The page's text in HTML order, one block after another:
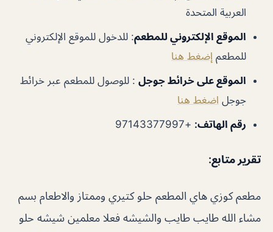
العربية المتحدة
الموقع الإلكتروني للمطعم: للدخول للموقع الإلكتروني
للمطعم إضغط هنا
الموقع على خرائط جوجل : للوصول للمطعم عبر خرائط
جوجل اضغط هنا
رقم الهاتف: +97143377997
تقرير متابع:
مطعم كوزي هاي المطعم حلو كتيري وممتاز والاطعام بسم
مشاء الله طايب طايب والشيشه فعلا معلمين شيشه حلو